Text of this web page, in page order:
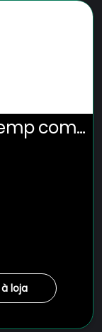
com
loja